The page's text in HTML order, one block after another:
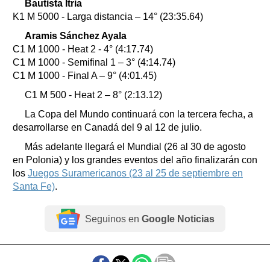
Bautista Itria
K1 M 5000 - Larga distancia – 14° (23:35.64)
Aramis Sánchez Ayala
C1 M 1000 - Heat 2 - 4° (4:17.74)
C1 M 1000 - Semifinal 1 – 3° (4:14.74)
C1 M 1000 - Final A – 9° (4:01.45)
C1 M 500 - Heat 2 – 8° (2:13.12)
La Copa del Mundo continuará con la tercera fecha, a
desarrollarse en Canadá del 9 al 12 de julio.
Más adelante llegará el Mundial (26 al 30 de agosto
en Polonia) y los grandes eventos del año finalizarán con
los Juegos Suramericanos (23 al 25 de septiembre en
Santa Fe).
Seguinos en Google Noticias